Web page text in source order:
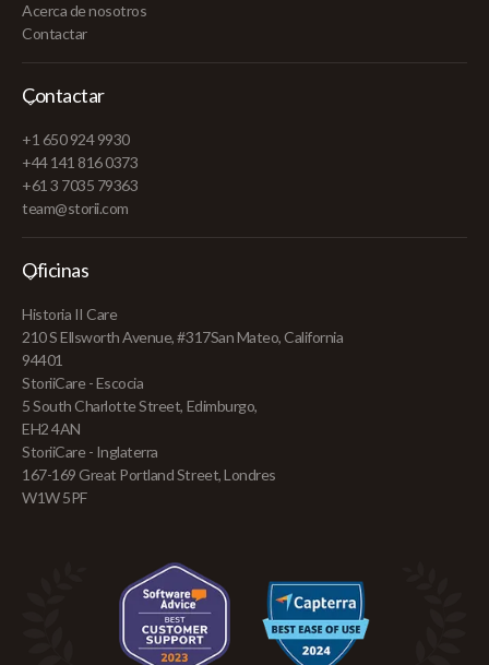
Acerca de nosotros
Contactar
Contactar
+1 650 924 9930
+44 141 816 0373
+61 3 7035 79363
team@storii.com
Oficinas
Historia II Care
210 S Ellsworth Avenue, #317San Mateo, California
94401
StoriiCare - Escocia
5 South Charlotte Street, Edimburgo,
EH2 4AN
StoriiCare - Inglaterra
167-169 Great Portland Street, Londres
W1W 5PF